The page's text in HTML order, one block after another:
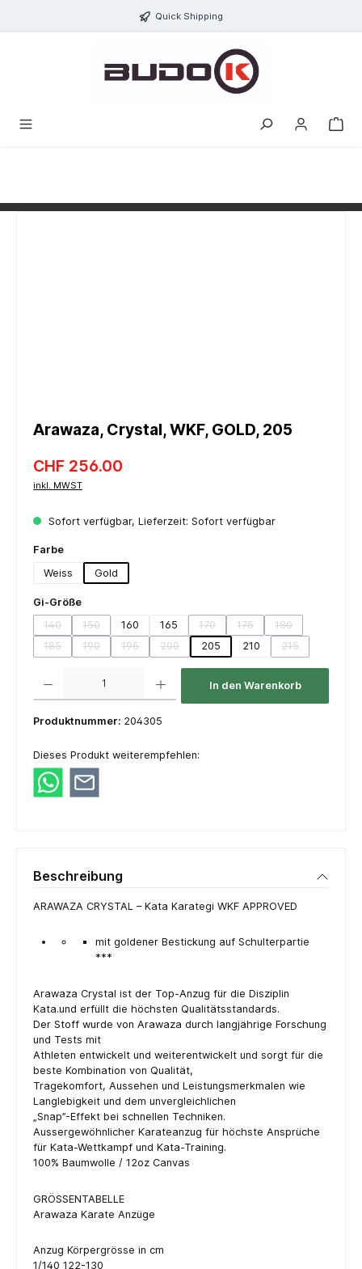
Quick Shipping
Arawaza, Crystal, WKF, GOLD, 205
CHF 256.00
inkl. MWST
Sofort verfügbar, Lieferzeit: Sofort verfügbar
Farbeauswählen
Weiss
Gold
Gi-Größeauswählen
140
(Diese Option ist zurzeit nicht verfügbar.)
150
(Diese Option ist zurzeit nicht verfügbar.)
160 165 170
(Diese Option ist zurzeit nicht
175
(Diese Option ist zurzeit
180
(Diese Option ist
185
(Diese Option ist zurzeit nicht verfügbar.)
190
(Diese Option ist zurzeit nicht verfügbar.)
195
(Diese Option ist zurzeit nicht verfügbar.)
200
(Diese Option ist zurzeit nicht verfügbar.)
205 210 215
(Diese Option
In den Warenkorb
Produktnummer: 204305
Dieses Produkt weiterempfehlen:
Beschreibung
ARAWAZA CRYSTAL – Kata Karategi WKF APPROVED
mit goldener Bestickung auf Schulterpartie
***
Arawaza Crystal ist der Top-Anzug für die Disziplin
Kata.und erfüllt die höchsten Qualitätsstandards.
Der Stoff wurde von Arawaza durch langjährige Forschung
und Tests mit
Athleten entwickelt und weiterentwickelt und sorgt für die
beste Kombination von Qualität,
Tragekomfort, Aussehen und Leistungsmerkmalen wie
Langlebigkeit und dem unvergleichlichen
„Snap”-Effekt bei schnellen Techniken.
Aussergewöhnlicher Karateanzug für höchste Ansprüche
für Kata-Wettkampf und Kata-Training.
100% Baumwolle / 12oz Canvas
GRÖSSENTABELLE
Arawaza Karate Anzüge
Anzug Körpergrösse in cm
1/140 122-130